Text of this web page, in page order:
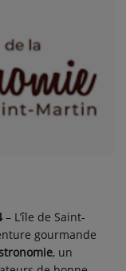
– L’île de Saint-
gourmande
, un